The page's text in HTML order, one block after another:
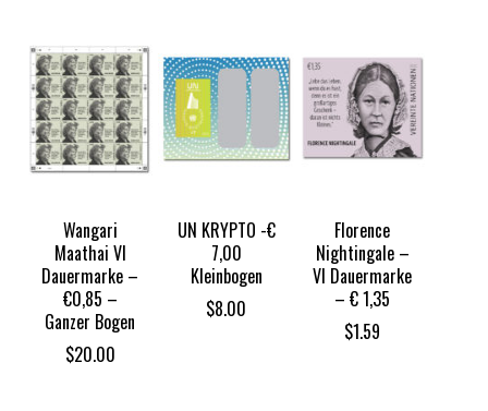
Wangari
Maathai VI
Dauermarke –
€0,85 –
Ganzer Bogen
$20.00
UN KRYPTO -€
7,00
Kleinbogen
$8.00
Florence
Nightingale –
VI Dauermarke
– € 1,35
$1.59